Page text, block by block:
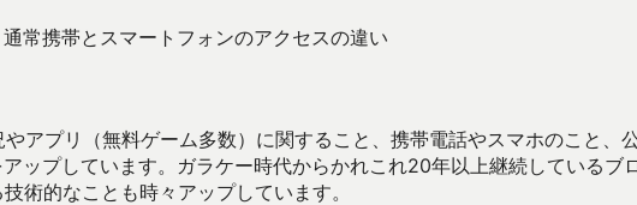
通常携帯とスマートフォンのアクセスの違い
アプリ（無料ゲーム多数）に関すること、携帯電話やスマホのこと
ップしています。ガラケー時代からかれこれ20年以上継続している
術的なことも時々アップしています。